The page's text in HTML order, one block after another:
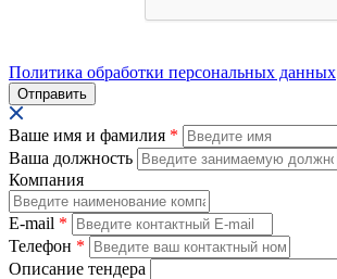
Политика обработки персональных данных
Ваше имя и фамилия *
Ваша должность
Компания
E-mail *
Телефон *
Описание тендера